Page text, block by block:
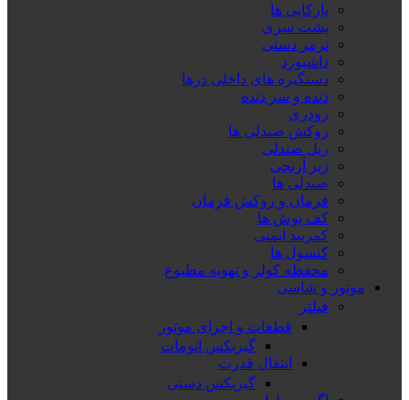
پارکابی ها
پشت سری
ترمز دستی
داشبورد
دستگیره های داخلی درها
دنده و سر دنده
رودری
روکش صندلی ها
ریل صندلی
زیر آرنجی
صندلی ها
فرمان و روکش فرمان
کف پوش ها
کمربند ایمنی
کنسول ها
محفظه کولر و تهویه مطبوع
موتور و شاسی
فیلتر
قطعات و اجزای موتور
گیربکس اتومات
انتقال قدرت
گیربکس دستی